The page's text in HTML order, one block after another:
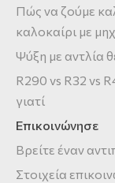
Πώς να ζούμε
καλοκαίρι με
Ψύξη με αντλία
R290 vs R32 vs
γιατί
Επικοινώνησε
Βρείτε έναν
Στοιχεία